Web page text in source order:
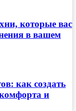
которые вас
в вашем
как создать
и